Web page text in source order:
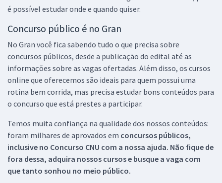
é possível estudar onde e quando quiser.
Concurso público é no Gran
No Gran você fica sabendo tudo o que precisa sobre
concursos públicos, desde a publicação do edital até as
informações sobre as vagas ofertadas. Além disso, os cursos
online que oferecemos são ideais para quem possui uma
rotina bem corrida, mas precisa estudar bons conteúdos para
o concurso que está prestes a participar.
Temos muita confiança na qualidade dos nossos conteúdos:
foram milhares de aprovados em concursos públicos,
inclusive no Concurso CNU com a nossa ajuda. Não fique de
fora dessa, adquira nossos cursos e busque a vaga com
que tanto sonhou no meio público.